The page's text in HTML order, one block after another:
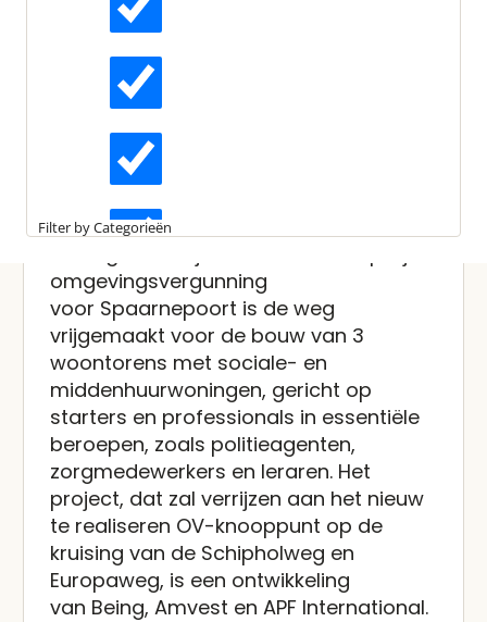
Longreads
Partnernieuws
Filter by Categorieën
Laatst bewerkt:
2 minuten
Realisatie van 624 sociale-
en middenhuurwoningen in
Haarlem
Haarlem krijgt er een nieuw, levendige
omgevingsvergunning
voor Spaarnepoort is de weg
vrijgemaakt voor de bouw van 3
woontorens met sociale- en
middenhuurwoningen, gericht op
starters en professionals in essentiële
beroepen, zoals politieagenten,
zorgmedewerkers en leraren. Het
project, dat zal verrijzen aan het nieuw
te realiseren OV-knooppunt op de
kruising van de Schipholweg en
Europaweg, is een ontwikkeling
van Being, Amvest en APF International.